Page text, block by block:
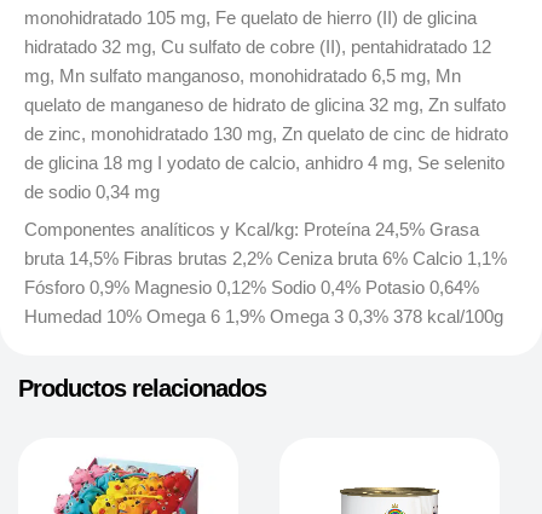
monohidratado 105 mg, Fe quelato de hierro (II) de glicina
hidratado 32 mg, Cu sulfato de cobre (II), pentahidratado 12
mg, Mn sulfato manganoso, monohidratado 6,5 mg, Mn
quelato de manganeso de hidrato de glicina 32 mg, Zn sulfato
de zinc, monohidratado 130 mg, Zn quelato de cinc de hidrato
de glicina 18 mg I yodato de calcio, anhidro 4 mg, Se selenito
de sodio 0,34 mg
Componentes analíticos y Kcal/kg: Proteína 24,5% Grasa
bruta 14,5% Fibras brutas 2,2% Ceniza bruta 6% Calcio 1,1%
Fósforo 0,9% Magnesio 0,12% Sodio 0,4% Potasio 0,64%
Humedad 10% Omega 6 1,9% Omega 3 0,3% 378 kcal/100g
Productos relacionados